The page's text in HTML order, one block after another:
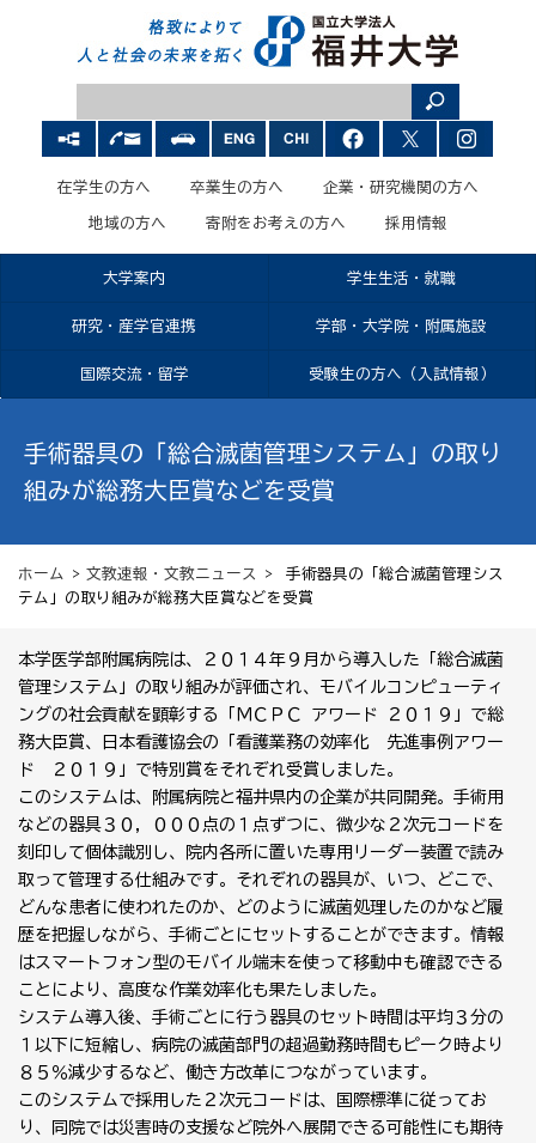
在学生の方へ 卒業生の方へ 企業・研究機関の方へ
地域の方へ 寄附をお考えの方へ 採用情報
大学案内 学生生活・就職
研究・産学官連携 学部・大学院・附属施設
国際交流・留学 受験生の方へ（入試情報）
手術器具の「総合滅菌管理システム」の取り
組みが総務大臣賞などを受賞
ホーム > 文教速報・文教ニュース
> 手術器具の「総合滅菌管理シス
テム」の取り組みが総務大臣賞などを受賞
本学医学部附属病院は、２０１４年９月から導入した「総合滅菌
管理システム」の取り組みが評価され、モバイルコンピューティ
ングの社会貢献を顕彰する「ＭＣＰＣ アワード ２０１９」で総
務大臣賞、日本看護協会の「看護業務の効率化 先進事例アワー
ド ２０１９」で特別賞をそれぞれ受賞しました。
このシステムは、附属病院と福井県内の企業が共同開発。手術用
などの器具３０，０００点の１点ずつに、微少な２次元コードを
刻印して個体識別し、院内各所に置いた専用リーダー装置で読み
取って管理する仕組みです。それぞれの器具が、いつ、どこで、
どんな患者に使われたのか、どのように滅菌処理したのかなど履
歴を把握しながら、手術ごとにセットすることができます。情報
はスマートフォン型のモバイル端末を使って移動中も確認できる
ことにより、高度な作業効率化も果たしました。
システム導入後、手術ごとに行う器具のセット時間は平均３分の
１以下に短縮し、病院の滅菌部門の超過勤務時間もピーク時より
８５％減少するなど、働き方改革につながっています。
このシステムで採用した２次元コードは、国際標準に従ってお
り、同院では災害時の支援など院外へ展開できる可能性にも期待